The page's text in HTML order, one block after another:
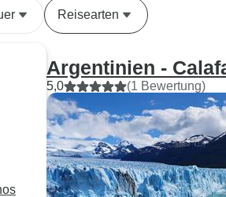
Reisearten
Argentinien -
5,0 (1 Bewertung)